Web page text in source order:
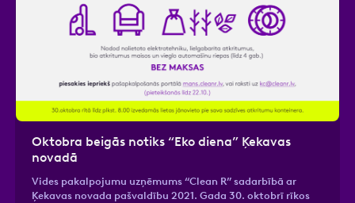
Oktobra beigās notiks “Eko diena” Ķekavas
novadā
Vides pakalpojumu uzņēmums “Clean R” sadarbībā ar
Ķekavas novada pašvaldību 2021. Gada 30. oktobrī rīkos